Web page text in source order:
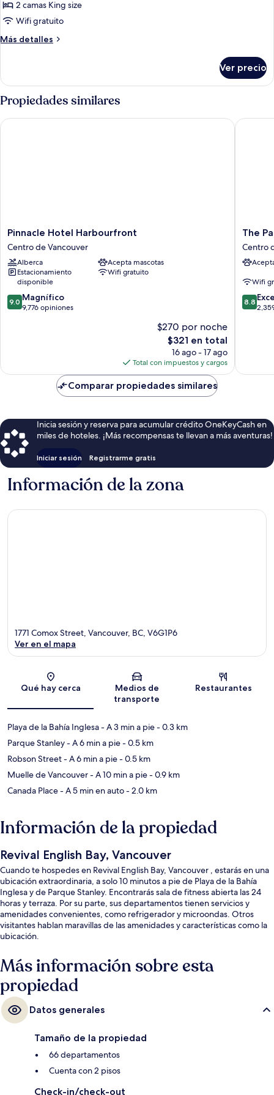
vista
al
patio
Suite,
2
para
2
baños
2 camas King size
Wifi gratuito
Más detalles
Más
2
habitaciones,
para
no
fumadores,
Ver precio
Propiedades similares
Pinnacle
Hotel
Harbourfront
Centro
de
Vancouver
Pinnacle Hotel Harbourfront
Centro de Vancouver
Alberca
Acepta mascotas
Estacionamiento
disponible
Wifi gratuito
9.0
de
9.0 Magnífico
9,776 opiniones
$270 por noche
El
precio
actual
es
de
$321
$321 en total
16 ago - 17 ago
Total con impuestos y cargos
Pinnacle Hotel Harbourfront
The
Parker
Hotel
and
Centro
de
The
Centro
Wifi
8.8
de
8.8
The
Comparar propiedades similares
Inicia sesión y reserva para acumular crédito OneKeyCash en
miles de hoteles. ¡Más recompensas te llevan a más aventuras!
Iniciar sesión Registrarme gratis
Información de la zona
Sección del mapa
1771 Comox Street, Vancouver, BC, V6G1P6
Ver en el mapa
Qué hay cerca
Medios de
transporte
Restaurantes
Playa de la Bahía Inglesa- A 3 min a pie- 0.3 km
Parque Stanley- A 6 min a pie- 0.5 km
Robson Street- A 6 min a pie- 0.5 km
Muelle de Vancouver- A 10 min a pie- 0.9 km
Canada Place- A 5 min en auto- 2.0 km
Información de la propiedad
Revival English Bay, Vancouver
Cuando te hospedes en Revival English Bay, Vancouver , estarás en una
ubicación extraordinaria, a solo 10 minutos a pie de Playa de la Bahía
Inglesa y de Parque Stanley. Encontrarás sala de fitness abierta las 24
horas y terraza. Por su parte, sus departamentos tienen servicios y
amenidades convenientes, como refrigerador y microondas. Otros
visitantes hablan maravillas de las amenidades y características como la
ubicación.
Más información sobre esta
propiedad
Datos generales
Tamaño de la propiedad
66 departamentos
Cuenta con 2 pisos
Check-in/check-out